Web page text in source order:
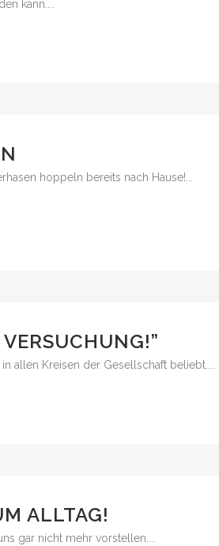
kann....
hoppeln bereits nach Hause!...
allen Kreisen der Gesellschaft beliebt....
ALLTAG!
gar nicht mehr vorstellen....